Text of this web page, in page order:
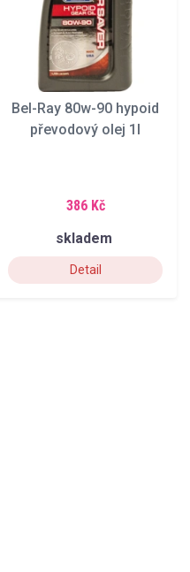
Bel-Ray 80w-90 hypoid
převodový olej 1l
386 Kč
skladem
Detail